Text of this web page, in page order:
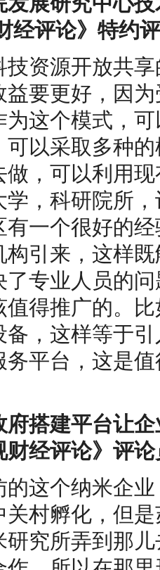
经评论》特约
资源开放共享
益要更好，因
为这个模式，
可以采取多种
做，可以利用
学，科研院所
有一个很好的
构引来，这样
了专业人员的
值得推广的。
备，这样等于
务平台，这是
搭建平台让企
经评论》评论
这个纳米企业
关村孵化，但
研究所弄到那